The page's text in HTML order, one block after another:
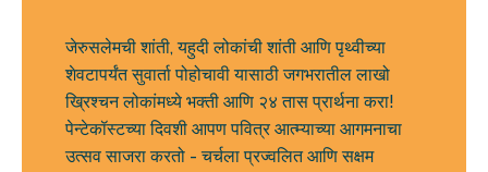
जेरुसलेमची शांती, यहुदी लोकांची शांती आणि पृथ्वीच्या
शेवटापर्यंत सुवार्ता पोहोचावी यासाठी जगभरातील लाखो
ख्रिश्चन लोकांमध्ये भक्ती आणि २४ तास प्रार्थना करा!
पेन्टेकॉस्टच्या दिवशी आपण पवित्र आत्म्याच्या आगमनाचा
उत्सव साजरा करतो - चर्चला प्रज्वलित आणि सक्षम